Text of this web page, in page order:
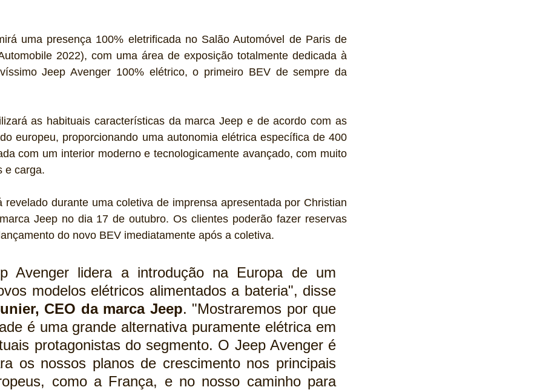
uma presença 100% eletrificada no Salão Automóvel de Paris de
2022), com uma área de exposição totalmente dedicada à
Jeep Avenger 100% elétrico, o primeiro BEV de sempre da
as habituais características da marca Jeep e de acordo com as
europeu, proporcionando uma autonomia elétrica específica de 400
com um interior moderno e tecnologicamente avançado, com muito
e carga.
revelado durante uma coletiva de imprensa apresentada por Christian
Jeep no dia 17 de outubro. Os clientes poderão fazer reservas
do novo BEV imediatamente após a coletiva.
Avenger lidera a introdução na Europa de um
CEO da marca Jeep. "Mostraremos por que
é uma grande alternativa puramente elétrica em
protagonistas do segmento. O Jeep Avenger é
os nossos planos de crescimento nos principais
como a França, e no nosso caminho para